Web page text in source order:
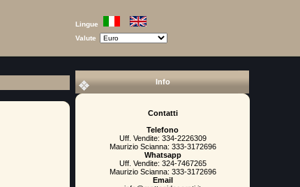
Lingue
Valute
Info
Contatti
Telefono
Uff. Vendite: 334-2226309
Maurizio Scianna: 333-3172696
Whatsapp
Uff. Vendite: 324-7467265
Maurizio Scianna: 333-3172696
Email